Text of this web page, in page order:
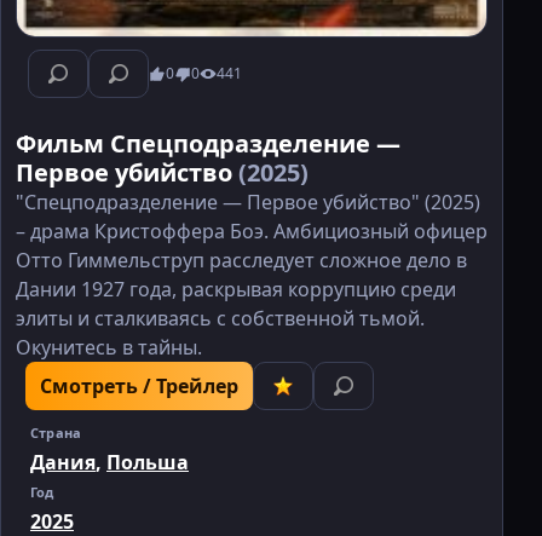
0 0 441
Фильм Спецподразделение —
Первое убийство(2025)
"Спецподразделение — Первое убийство" (2025)
– драма Кристоффера Боэ. Амбициозный офицер
Отто Гиммельструп расследует сложное дело в
Дании 1927 года, раскрывая коррупцию среди
элиты и сталкиваясь с собственной тьмой.
Окунитесь в тайны.
Смотреть / Трейлер
Страна
Дания, Польша
Год
2025